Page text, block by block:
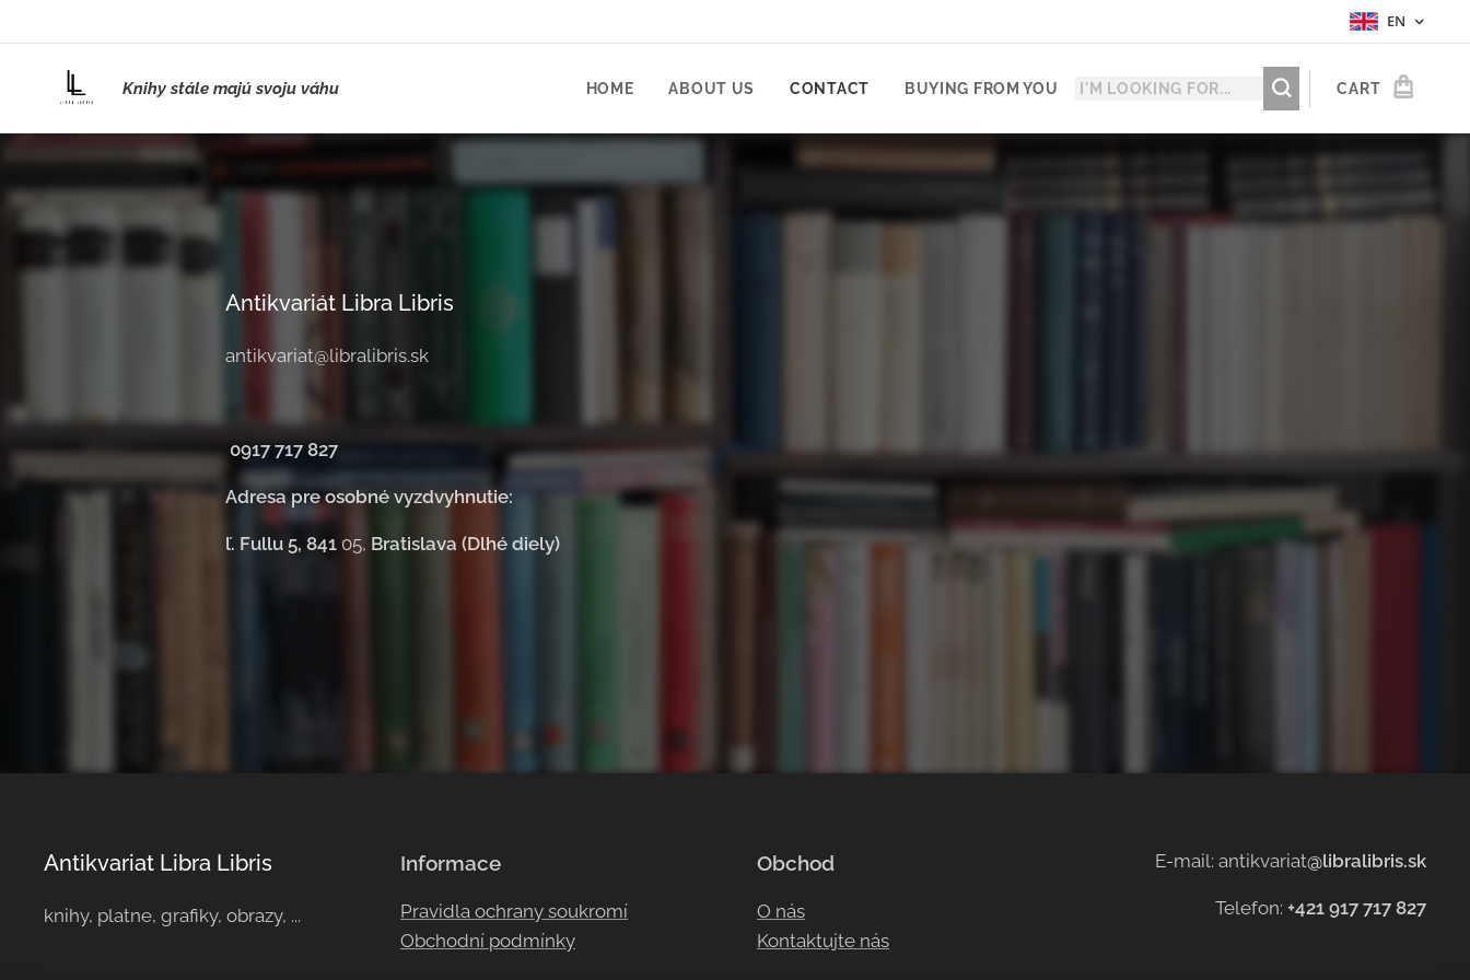
EN
Knihy stále majú svoju váhu HOME ABOUT US CONTACT BUYING FROM YOU CART
Antikvariát Libra Libris
antikvariat@libralibris.sk
0917 717 827
Adresa pre osobné vyzdvyhnutie:
ľ. Fullu 5, 84105, Bratislava (Dlhé diely)
Antikvariat Libra Libris
knihy, platne, grafiky, obrazy, ...
Informace
Pravidla ochrany soukromí
Obchodní podmínky
Obchod
O nás
Kontaktujte nás
E-mail: antikvariat@libralibris.sk
Telefon: +421 917 717 827